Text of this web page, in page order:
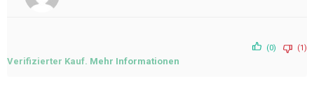
(0) (1)
Verifizierter Kauf. Mehr Informationen